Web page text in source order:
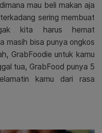
mau beli makan aja
sering membuat
kita harus hemat
masih bisa punya ongkos
GrabFoodie untuk kamu
tua, GrabFood punya 5
kamu dari rasa